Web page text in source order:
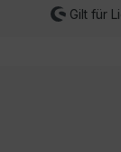
Gilt für